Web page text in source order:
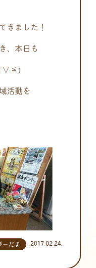
きました！
、本日も
活動を
2017.02.24.
ーだま